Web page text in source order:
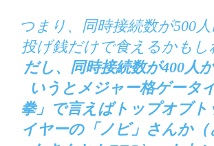
つまり、同時接続数が500
投げ銭だけで食えるかもし
だし、同時接続数が400人
いうとメジャー格ゲータ
拳」で言えばトップオブ
イヤーの「ノビ」さんか（